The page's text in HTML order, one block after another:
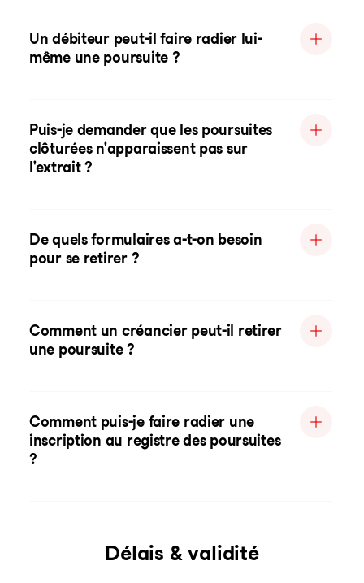
Un débiteur peut-il faire radier lui-
même une poursuite ?
Puis-je demander que les poursuites
clôturées n'apparaissent pas sur
l'extrait ?
De quels formulaires a-t-on besoin
pour se retirer ?
Comment un créancier peut-il retirer
une poursuite ?
Comment puis-je faire radier une
inscription au registre des poursuites
?
Délais & validité